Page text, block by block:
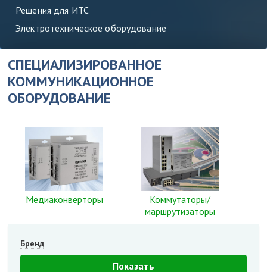
Решения для ИТС
Электротехническое оборудование
СПЕЦИАЛИЗИРОВАННОЕ
КОММУНИКАЦИОННОЕ
ОБОРУДОВАНИЕ
Медиаконверторы
Коммутаторы/
маршрутизаторы
Бренд